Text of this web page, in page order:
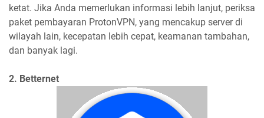
ketat. Jika Anda memerlukan informasi lebih lanjut, periksa
paket pembayaran ProtonVPN, yang mencakup server di
wilayah lain, kecepatan lebih cepat, keamanan tambahan,
dan banyak lagi.
2. Betternet